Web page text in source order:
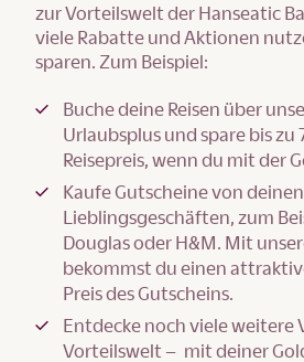
zur Vorteilswelt der Hanseatic
viele Rabatte und Aktionen
sparen. Zum Beispiel:
Buche deine Reisen über
Urlaubsplus und spare bis zu
Reisepreis, wenn du mit der
Kaufe Gutscheine von deinen
Lieblingsgeschäften, zum
Douglas oder H&M. Mit
bekommst du einen
Preis des Gutscheins.
Entdecke noch viele weitere
Vorteilswelt – mit deiner